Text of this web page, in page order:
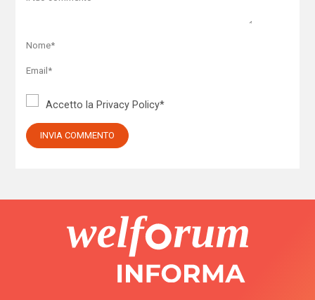
Accetto la Privacy Policy*